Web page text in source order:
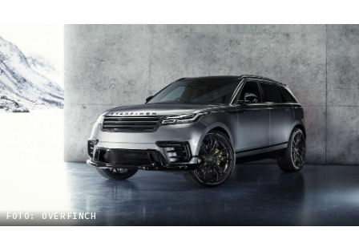
FOTO: OVERFINCH